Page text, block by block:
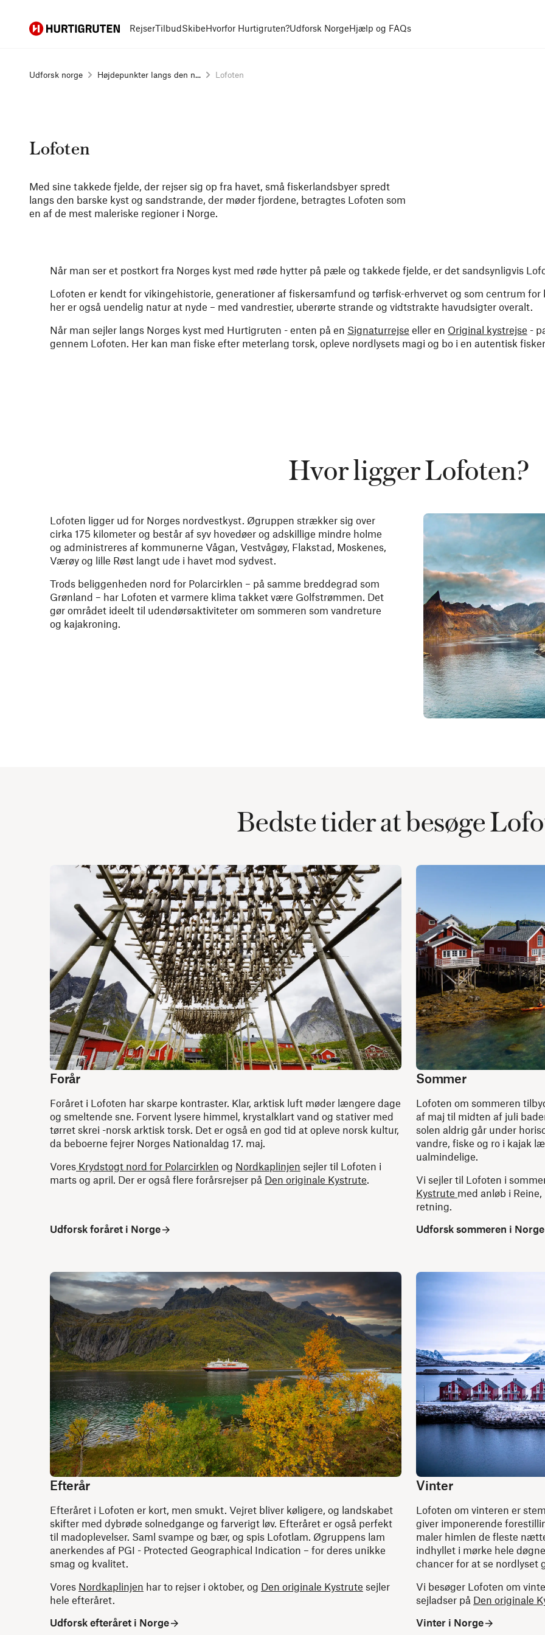
Hurtigruten RejserTilbudSkibeHvorfor Hurtigruten?Udforsk NorgeHjælp og FAQs
Udforsk norge Højdepunkter langs den n... Lofoten
Lofoten
Med sine takkede fjelde, der rejser sig op fra havet, små fiskerlandsbyer spredt
langs den barske kyst og sandstrande, der møder fjordene, betragtes Lofoten som
en af de mest maleriske regioner i Norge.
Når man ser et postkort fra Norges kyst med røde hytter på pæle og takkede fjelde, er det sandsynligvis
Lofoten er kendt for vikingehistorie, generationer af fiskersamfund og tørfisk-erhvervet og som centrum for
her er også uendelig natur at nyde – med vandrestier, uberørte strande og vidtstrakte havudsigter overalt.
Når man sejler langs Norges kyst med Hurtigruten - enten på en Signaturrejse eller en Original kystrejse -
gennem Lofoten. Her kan man fiske efter meterlang torsk, opleve nordlysets magi og bo i en autentisk
Hvor ligger Lofoten?
Lofoten ligger ud for Norges nordvestkyst. Øgruppen strækker sig over
cirka 175 kilometer og består af syv hovedøer og adskillige mindre holme
og administreres af kommunerne Vågan, Vestvågøy, Flakstad, Moskenes,
Værøy og lille Røst langt ude i havet mod sydvest.
Trods beliggenheden nord for Polarcirklen – på samme breddegrad som
Grønland – har Lofoten et varmere klima takket være Golfstrømmen. Det
gør området ideelt til udendørsaktiviteter om sommeren som vandreture
og kajakroning.
Bedste tider at besøge
Forår
Foråret i Lofoten har skarpe kontraster. Klar, arktisk luft møder længere dage
og smeltende sne. Forvent lysere himmel, krystalklart vand og stativer med
tørret skrei -norsk arktisk torsk. Det er også en god tid at opleve norsk kultur,
da beboerne fejrer Norges Nationaldag 17. maj.
Vores Krydstogt nord for Polarcirklen og Nordkaplinjen sejler til Lofoten i
marts og april. Der er også flere forårsrejser på Den originale Kystrute.
Udforsk foråret i Norge
Sommer
Lofoten om sommeren
af maj til midten af juli
solen aldrig går under
vandre, fiske og ro i kajak
ualmindelige.
Vi sejler til Lofoten i
Kystrute med anløb i
retning.
Udforsk sommeren i Norge
Efterår
Efteråret i Lofoten er kort, men smukt. Vejret bliver køligere, og landskabet
skifter med dybrøde solnedgange og farverigt løv. Efteråret er også perfekt
til madoplevelser. Saml svampe og bær, og spis Lofotlam. Øgruppens lam
anerkendes af PGI - Protected Geographical Indication – for deres unikke
smag og kvalitet.
Vores Nordkaplinjen har to rejser i oktober, og Den originale Kystrute sejler
hele efteråret.
Udforsk efteråret i Norge
Vinter
Lofoten om vinteren er
giver imponerende
maler himlen de fleste
indhyllet i mørke hele
chancer for at se nordlyset
Vi besøger Lofoten om
sejladser på Den originale
Vinter i Norge